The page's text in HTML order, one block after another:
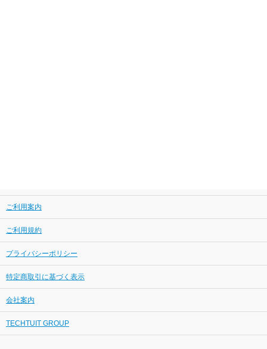
ご利用案内
ご利用規約
プライバシーポリシー
特定商取引に基づく表示
会社案内
TECHTUIT GROUP